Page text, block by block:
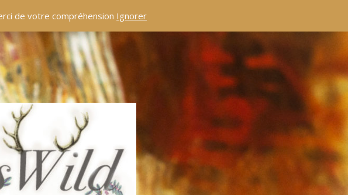
de votre compréhension Ignorer